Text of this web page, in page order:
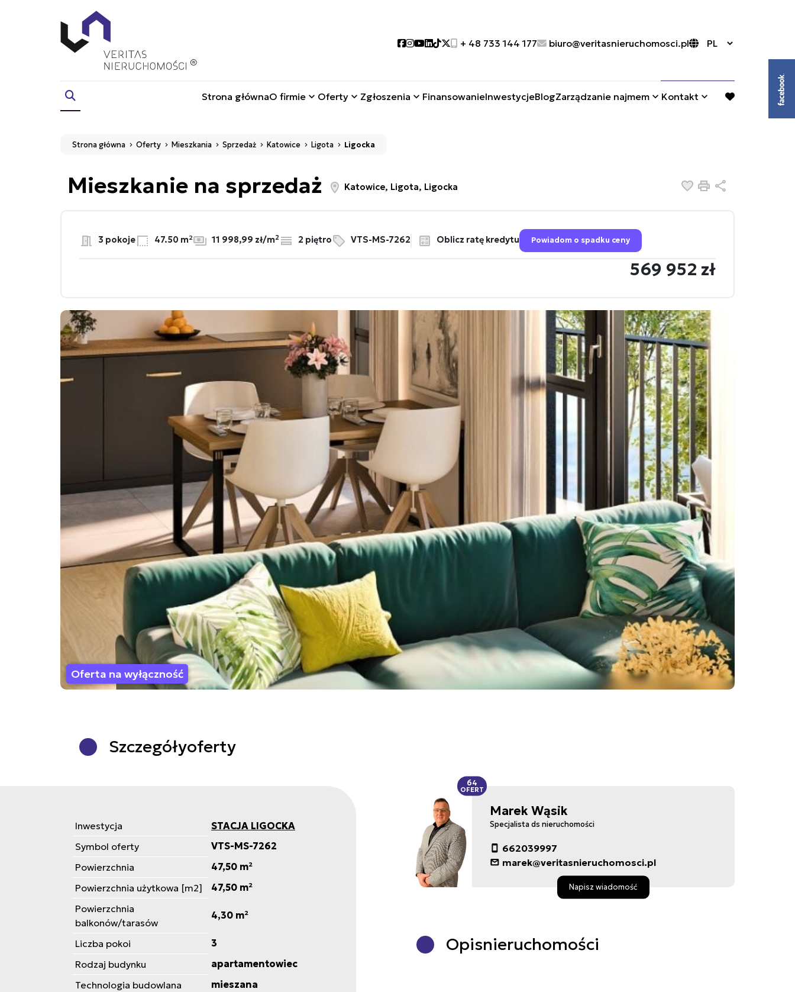
Social link
Social link
Social link
Social link
Social link
Social link
+ 48 733 144 177 biuro@veritasnieruchomosci.pl
Strona głównaO firmie Oferty Zgłoszenia FinansowanieInwestycjeBlogZarządzanie najmem Kontakt
favorite
Strona główna Oferty Mieszkania Sprzedaż Katowice Ligota Ligocka
Mieszkanie na sprzedaż Katowice, Ligota, Ligocka Dodaj do ulubionych
Drukuj
3 pokoje 47.50 m² 11 998,99 zł/m2 2 piętro VTS-MS-7262 Oblicz ratę kredytu Powiadom o spadku ceny
569 952 zł
Oferta na wyłączność
Szczegółyoferty
Inwestycja
STACJA LIGOCKA
Symbol oferty
VTS-MS-7262
Powierzchnia
47,50 m²
Powierzchnia użytkowa [m2]
47,50 m²
Powierzchnia
balkonów/tarasów
4,30 m²
Liczba pokoi
3
Rodzaj budynku
apartamentowiec
Technologia budowlana
mieszana
Marek Wąsik
Specjalista ds nieruchomości
662039997
marek@veritasnieruchomosci.pl
Napisz wiadomość
64
OFERT
Opisnieruchomości